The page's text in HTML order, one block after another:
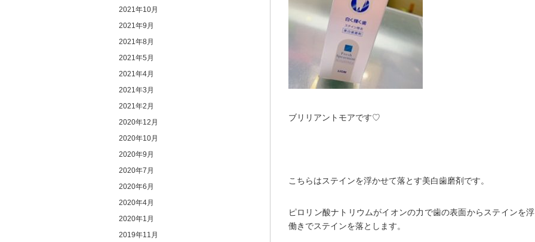
2021年10月
2021年9月
2021年8月
2021年5月
2021年4月
2021年3月
2021年2月
2020年12月
2020年10月
2020年9月
2020年7月
2020年6月
2020年4月
2020年1月
2019年11月
ブリリアントモアです♡
こちらはステインを浮かせて落とす美白歯磨剤です。
ピロリン酸ナトリウムがイオンの力で歯の表面からステインを
働きでステインを落とします。